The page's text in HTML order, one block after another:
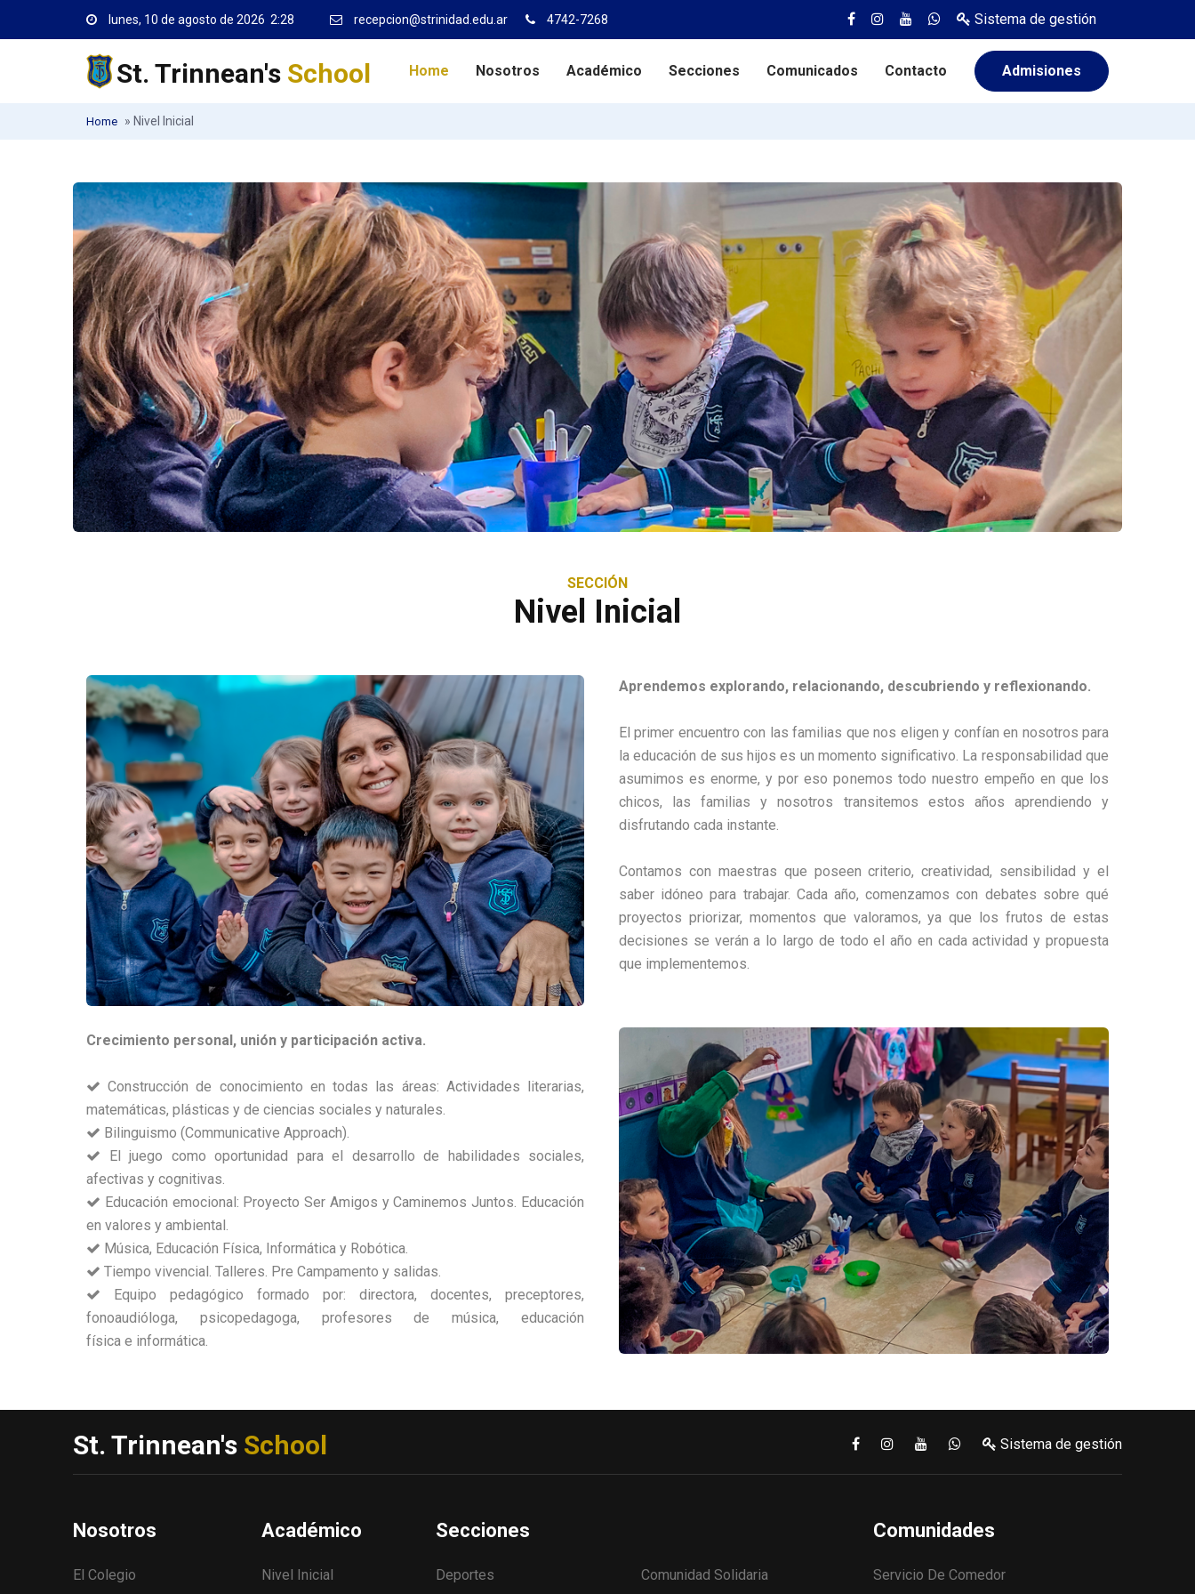
lunes, 10 de agosto de 2026 2:28 recepcion@strinidad.edu.ar 4742-7268 Sistema de gestión
St. Trinnean's School Home Nosotros Académico Secciones Comunicados Contacto Admisiones
Home » Nivel Inicial
SECCIÓN
Nivel Inicial
Aprendemos explorando, relacionando, descubriendo y reflexionando.
El primer encuentro con las familias que nos eligen y confían en nosotros para
la educación de sus hijos es un momento significativo. La responsabilidad que
asumimos es enorme, y por eso ponemos todo nuestro empeño en que los
chicos, las familias y nosotros transitemos estos años aprendiendo y
disfrutando cada instante.
Contamos con maestras que poseen criterio, creatividad, sensibilidad y el
saber idóneo para trabajar. Cada año, comenzamos con debates sobre qué
proyectos priorizar, momentos que valoramos, ya que los frutos de estas
decisiones se verán a lo largo de todo el año en cada actividad y propuesta
que implementemos.
Crecimiento personal, unión y participación activa.
Construcción de conocimiento en todas las áreas: Actividades literarias,
matemáticas, plásticas y de ciencias sociales y naturales.
Bilinguismo (Communicative Approach).
El juego como oportunidad para el desarrollo de habilidades sociales,
afectivas y cognitivas.
Educación emocional: Proyecto Ser Amigos y Caminemos Juntos. Educación
en valores y ambiental.
Música, Educación Física, Informática y Robótica.
Tiempo vivencial. Talleres. Pre Campamento y salidas.
Equipo pedagógico formado por: directora, docentes, preceptores,
fonoaudióloga, psicopedagoga, profesores de música, educación
física e informática.
St. Trinnean's School Sistema de gestión
Nosotros
El Colegio
Académico
Nivel Inicial
Secciones
Deportes Comunidad Solidaria
Comunidades
Servicio De Comedor